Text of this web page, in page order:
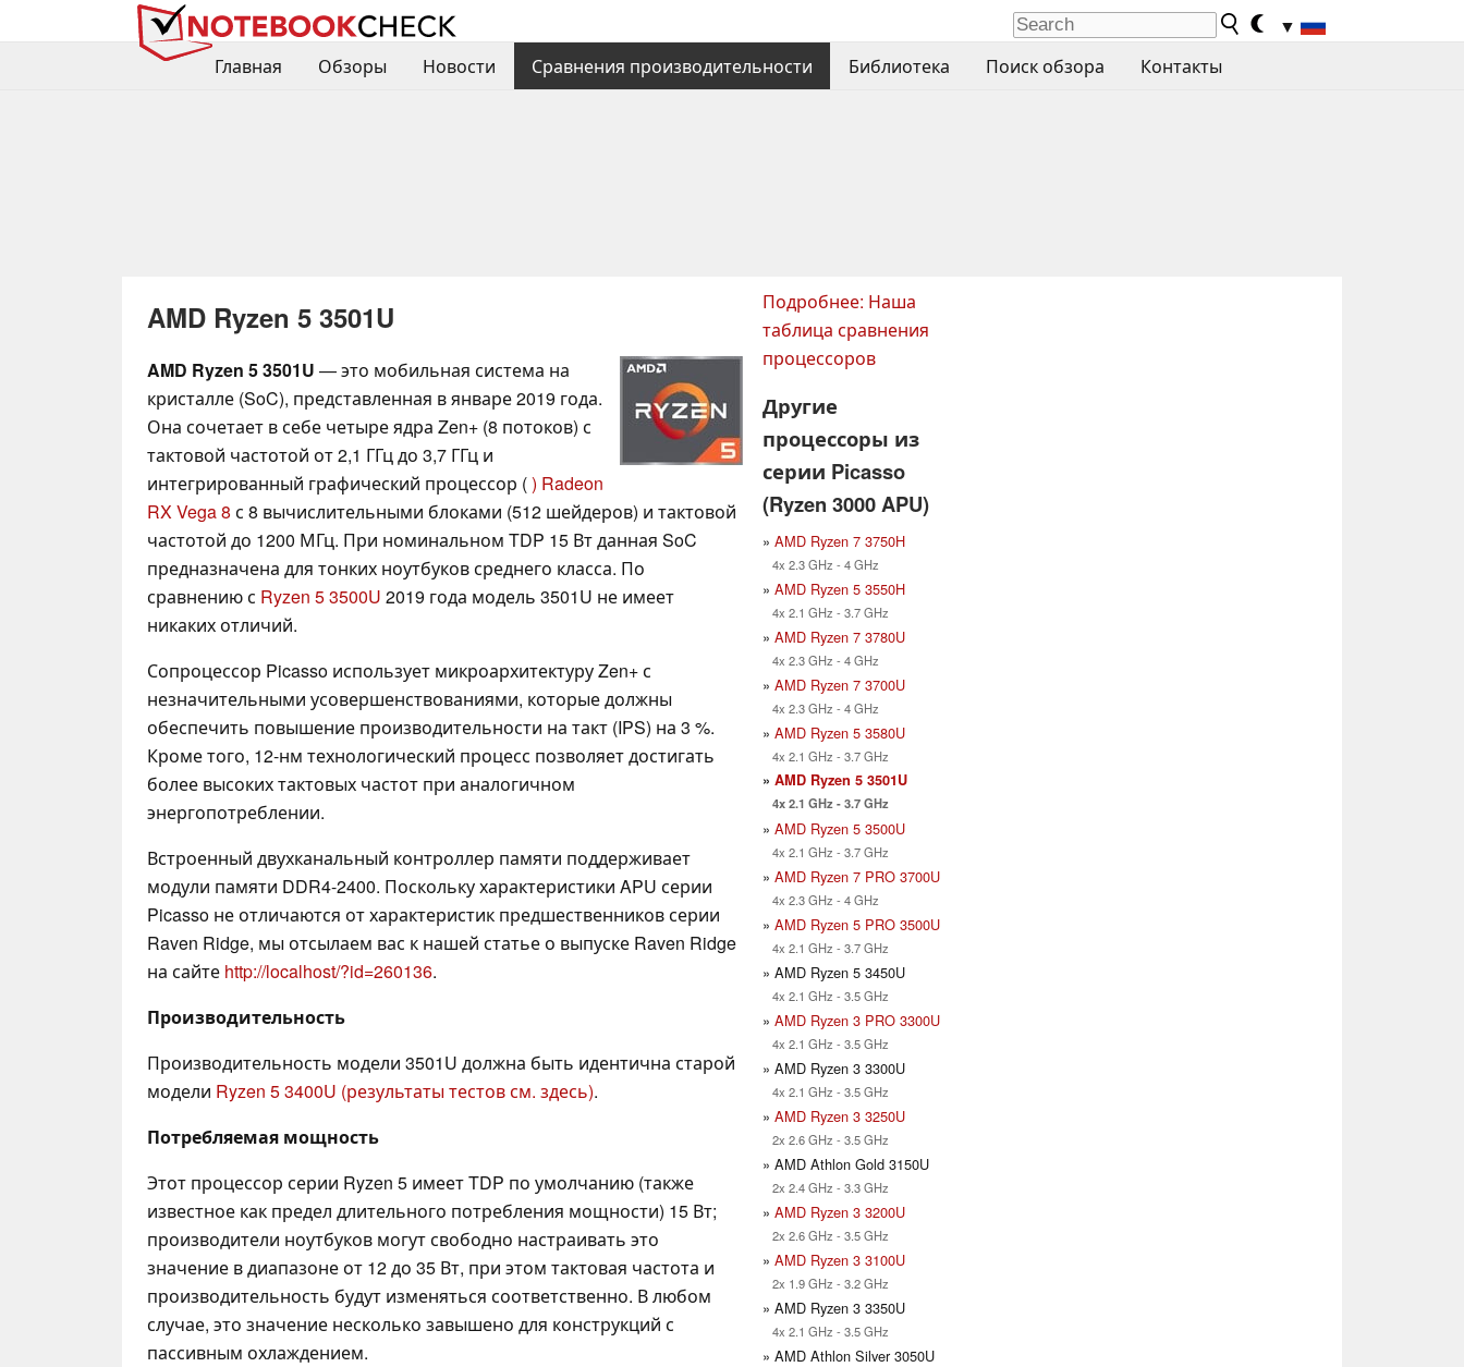
▼
Главная
Обзоры Новости Сравнения производительности Библиотека Поиск обзора Контакты
AMD Ryzen 5 3501U
AMD Ryzen 5 3501U — это мобильная система на
кристалле (SoC), представленная в январе 2019 года.
Она сочетает в себе четыре ядра Zen+ (8 потоков) с
тактовой частотой от 2,1 ГГц до 3,7 ГГц и
интегрированный графический процессор () Radeon
RX Vega 8 с 8 вычислительными блоками (512 шейдеров) и тактовой
частотой до 1200 МГц. При номинальном TDP 15 Вт данная SoC
предназначена для тонких ноутбуков среднего класса. По
сравнению с Ryzen 5 3500U 2019 года модель 3501U не имеет
никаких отличий.
Сопроцессор Picasso использует микроархитектуру Zen+ с
незначительными усовершенствованиями, которые должны
обеспечить повышение производительности на такт (IPS) на 3 %.
Кроме того, 12-нм технологический процесс позволяет достигать
более высоких тактовых частот при аналогичном
энергопотреблении.
Встроенный двухканальный контроллер памяти поддерживает
модули памяти DDR4-2400. Поскольку характеристики APU серии
Picasso не отличаются от характеристик предшественников серии
Raven Ridge, мы отсылаем вас к нашей статье о выпуске Raven Ridge
на сайте http://localhost/?id=260136.
Производительность
Производительность модели 3501U должна быть идентична старой
модели Ryzen 5 3400U (результаты тестов см. здесь).
Потребляемая мощность
Этот процессор серии Ryzen 5 имеет TDP по умолчанию (также
известное как предел длительного потребления мощности) 15 Вт;
производители ноутбуков могут свободно настраивать это
значение в диапазоне от 12 до 35 Вт, при этом тактовая частота и
производительность будут изменяться соответственно. В любом
случае, это значение несколько завышено для конструкций с
пассивным охлаждением.
Подробнее: Наша
таблица сравнения
процессоров
Другие
процессоры из
серии Picasso
(Ryzen 3000 APU)
» AMD Ryzen 7 3750H
4x 2.3 GHz - 4 GHz
» AMD Ryzen 5 3550H
4x 2.1 GHz - 3.7 GHz
» AMD Ryzen 7 3780U
4x 2.3 GHz - 4 GHz
» AMD Ryzen 7 3700U
4x 2.3 GHz - 4 GHz
» AMD Ryzen 5 3580U
4x 2.1 GHz - 3.7 GHz
» AMD Ryzen 5 3501U
4x 2.1 GHz - 3.7 GHz
» AMD Ryzen 5 3500U
4x 2.1 GHz - 3.7 GHz
» AMD Ryzen 7 PRO 3700U
4x 2.3 GHz - 4 GHz
» AMD Ryzen 5 PRO 3500U
4x 2.1 GHz - 3.7 GHz
» AMD Ryzen 5 3450U
4x 2.1 GHz - 3.5 GHz
» AMD Ryzen 3 PRO 3300U
4x 2.1 GHz - 3.5 GHz
» AMD Ryzen 3 3300U
4x 2.1 GHz - 3.5 GHz
» AMD Ryzen 3 3250U
2x 2.6 GHz - 3.5 GHz
» AMD Athlon Gold 3150U
2x 2.4 GHz - 3.3 GHz
» AMD Ryzen 3 3200U
2x 2.6 GHz - 3.5 GHz
» AMD Ryzen 3 3100U
2x 1.9 GHz - 3.2 GHz
» AMD Ryzen 3 3350U
4x 2.1 GHz - 3.5 GHz
» AMD Athlon Silver 3050U